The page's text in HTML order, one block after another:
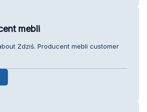
mebli
Zdziś. Producent mebli customer